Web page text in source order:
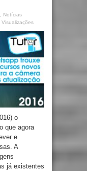
Notícias
Visualizações
o
que agora
e
A
já existentes